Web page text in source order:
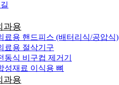
과용
료용 핸드피스 (배터리식/공압식)
료용 절삭기구
동식 비구컵 제거기
성재료 이식용 뼈
과용